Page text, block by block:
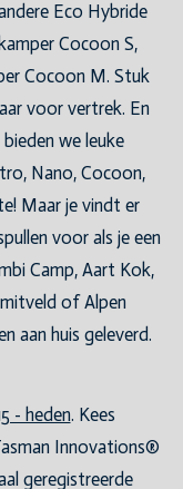
Eco Hybride
Cocoon S,
Cocoon M. Stuk
voor vertrek. En
we leuke
Nano, Cocoon,
Maar je vindt er
voor als je een
Camp, Aart Kok,
of Alpen
aan huis geleverd.
- heden. Kees
Innovations®
geregistreerde